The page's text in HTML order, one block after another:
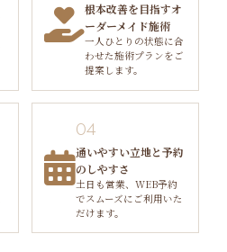
根本改善を目指すオ
ーダーメイド施術
一人ひとりの状態に合
わせた施術プランをご
提案します。
04
通いやすい立地と予約
のしやすさ
土日も営業、WEB予約
でスムーズにご利用いた
だけます。